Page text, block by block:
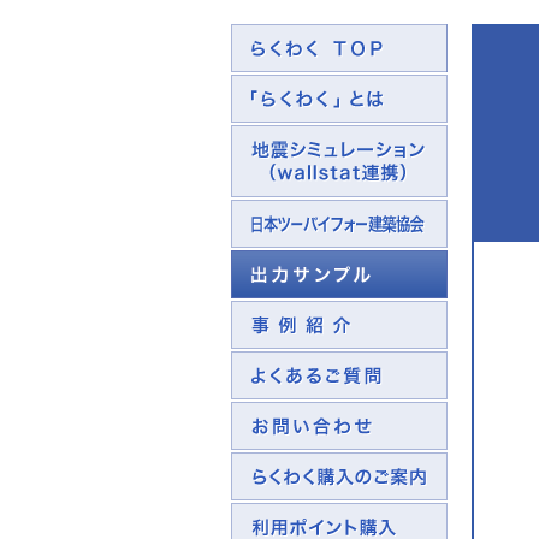
らくわく｜
日本ツー
らくわく｜
らくわく
らくわく｜
らくわく
らくわく